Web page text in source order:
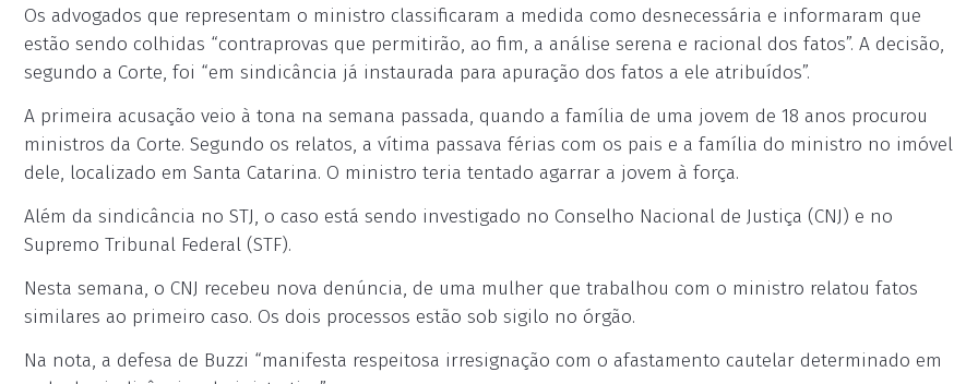
Os advogados que representam o ministro classificaram a medida como desnecessária e informaram que
estão sendo colhidas “contraprovas que permitirão, ao fim, a análise serena e racional dos fatos”. A decisão,
segundo a Corte, foi “em sindicância já instaurada para apuração dos fatos a ele atribuídos”.
A primeira acusação veio à tona na semana passada, quando a família de uma jovem de 18 anos procurou
ministros da Corte. Segundo os relatos, a vítima passava férias com os pais e a família do ministro no imóvel
dele, localizado em Santa Catarina. O ministro teria tentado agarrar a jovem à força.
Além da sindicância no STJ, o caso está sendo investigado no Conselho Nacional de Justiça (CNJ) e no
Supremo Tribunal Federal (STF).
Nesta semana, o CNJ recebeu nova denúncia, de uma mulher que trabalhou com o ministro relatou fatos
similares ao primeiro caso. Os dois processos estão sob sigilo no órgão.
Na nota, a defesa de Buzzi “manifesta respeitosa irresignação com o afastamento cautelar determinado em